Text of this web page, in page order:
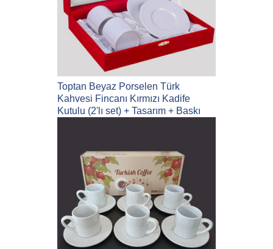
Toptan Beyaz Porselen Türk
Kahvesi Fincanı Kırmızı Kadife
Kutulu (2'lı set) + Tasarım + Baskı